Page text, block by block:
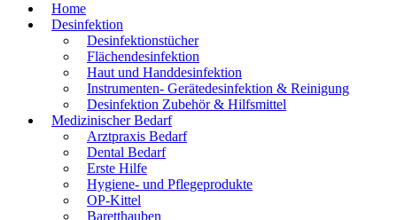
Home
Desinfektion
Desinfektionstücher
Flächendesinfektion
Haut und Handdesinfektion
Instrumenten- Gerätedesinfektion & Reinigung
Desinfektion Zubehör & Hilfsmittel
Medizinischer Bedarf
Arztpraxis Bedarf
Dental Bedarf
Erste Hilfe
Hygiene- und Pflegeprodukte
OP-Kittel
Baretthauben